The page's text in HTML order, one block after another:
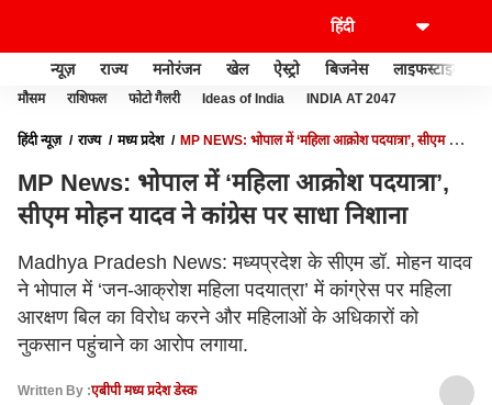
न्यूज़ राज्य मनोरंजन खेल ऐस्ट्रो बिजनेस लाइफस्टाइल
मौसम राशिफल फोटो गैलरी Ideas of India INDIA AT 2047
हिंदी न्यूज़ राज्य मध्य प्रदेश
MP NEWS: भोपाल में ‘महिला आक्रोश पदयात्रा’, सीएम मोहन
MP News: भोपाल में ‘महिला आक्रोश पदयात्रा’,
सीएम मोहन यादव ने कांग्रेस पर साधा निशाना
Madhya Pradesh News: मध्यप्रदेश के सीएम डॉ. मोहन यादव
ने भोपाल में ‘जन-आक्रोश महिला पदयात्रा’ में कांग्रेस पर महिला
आरक्षण बिल का विरोध करने और महिलाओं के अधिकारों को
नुकसान पहुंचाने का आरोप लगाया.
Written By :एबीपी मध्य प्रदेश डेस्क